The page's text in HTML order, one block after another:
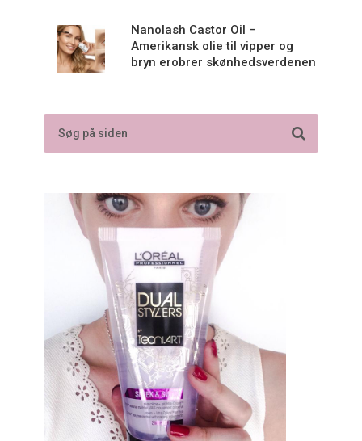
Nanolash Castor Oil –
Amerikansk olie til vipper og
bryn erobrer skønhedsverdenen